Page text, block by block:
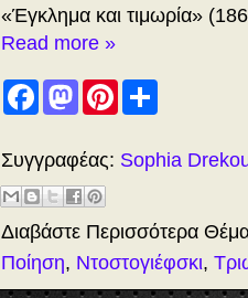
«Έγκλημα και τιμωρία»
Read more »
F
a
b
o
o
k
M
a
o
o
n
P
e
t
e
Συγγραφέας: Sophia
Διαβάστε Περισσότερα
Ποίηση, Ντοστογιέφσκι,